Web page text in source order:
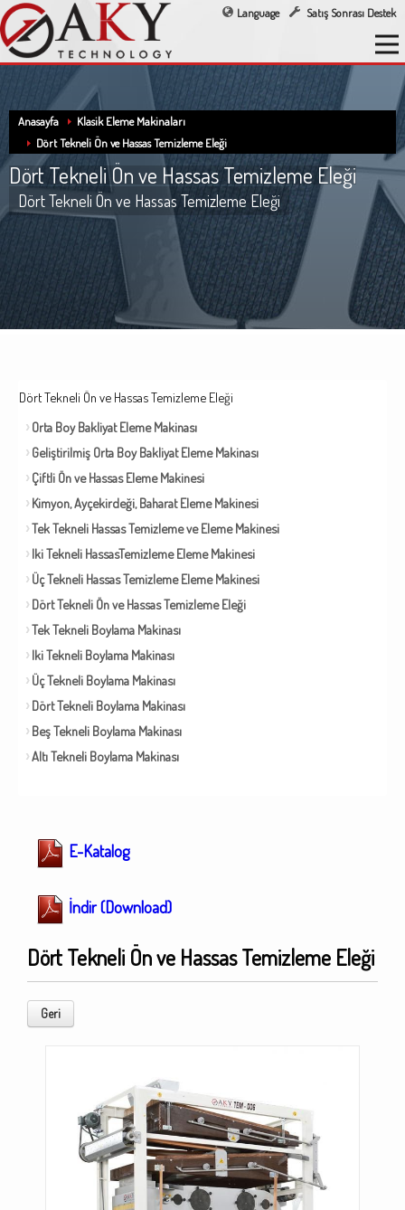
Language Satış Sonrası Destek
Anasayfa
Klasik Eleme Makinaları
Dört Tekneli Ön ve Hassas Temizleme Eleği
Dört Tekneli Ön ve Hassas Temizleme Eleği
Dört Tekneli Ön ve Hassas Temizleme Eleği
Dört Tekneli Ön ve Hassas Temizleme Eleği
Orta Boy Bakliyat Eleme Makinası
Geliştirilmiş Orta Boy Bakliyat Eleme Makinası
Çiftli Ön ve Hassas Eleme Makinesi
Kimyon, Ayçekirdeği, Baharat Eleme Makinesi
Tek Tekneli Hassas Temizleme ve Eleme Makinesi
Iki Tekneli HassasTemizleme Eleme Makinesi
Üç Tekneli Hassas Temizleme Eleme Makinesi
Dört Tekneli Ön ve Hassas Temizleme Eleği
Tek Tekneli Boylama Makinası
Iki Tekneli Boylama Makinası
Üç Tekneli Boylama Makinası
Dört Tekneli Boylama Makinası
Beş Tekneli Boylama Makinası
Altı Tekneli Boylama Makinası
E-Katalog
İndir (Download)
Dört Tekneli Ön ve Hassas Temizleme Eleği
Geri